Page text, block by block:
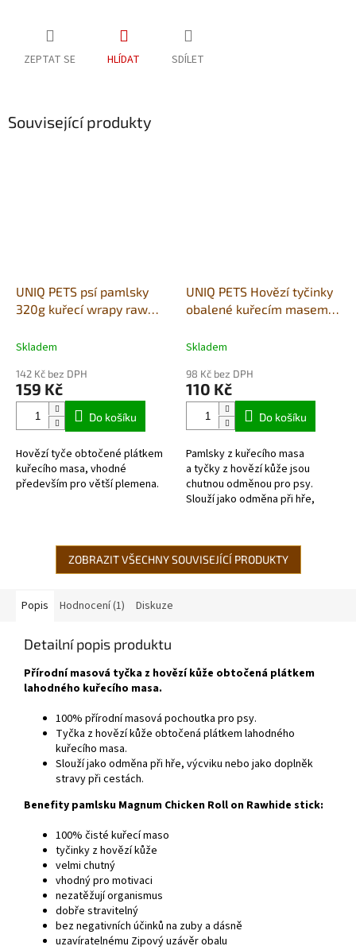
ZEPTAT SE HLÍDAT SDÍLET
Související produkty
UNIQ PETS psí pamlsky
320g kuřecí wrapy raw
Skladem
142 Kč bez DPH
159 Kč
Do košíku
Hovězí tyče obtočené plátkem
kuřecího masa, vhodné
především pro větší plemena.
UNIQ PETS Hovězí tyčinky
obalené kuřecím masem
Skladem
98 Kč bez DPH
110 Kč
Do košíku
Pamlsky z kuřecího masa
a tyčky z hovězí kůže jsou
chutnou odměnou pro psy.
Slouží jako odměna při hře,
ZOBRAZIT VŠECHNY SOUVISEJÍCÍ PRODUKTY
Popis Hodnocení (1) Diskuze
Detailní popis produktu
Přírodní masová tyčka z hovězí kůže obtočená plátkem
lahodného kuřecího masa.
100% přírodní masová pochoutka pro psy.
Tyčka z hovězí kůže obtočená plátkem lahodného
kuřecího masa.
Slouží jako odměna při hře, výcviku nebo jako doplněk
stravy při cestách.
Benefity pamlsku Magnum Chicken Roll on Rawhide stick:
100% čisté kuřecí maso
tyčinky z hovězí kůže
velmi chutný
vhodný pro motivaci
nezatěžují organismus
dobře stravitelný
bez negativních účinků na zuby a dásně
uzavíratelnému Zipový uzávěr obalu